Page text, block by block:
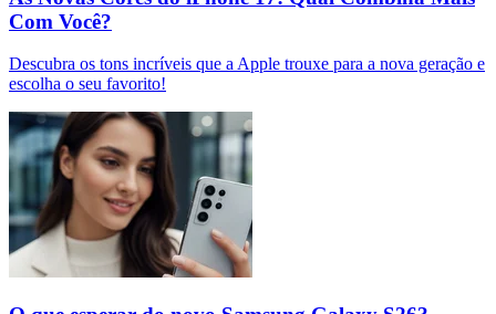
Com Você?
Descubra os tons incríveis que a Apple trouxe para a nova geração e
escolha o seu favorito!